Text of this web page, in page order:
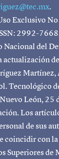
.
Exclusivo
2992-
del
actualización
Martínez,
Tecnológico
León, 25
Los
de sus
coincidir con
Superiores de